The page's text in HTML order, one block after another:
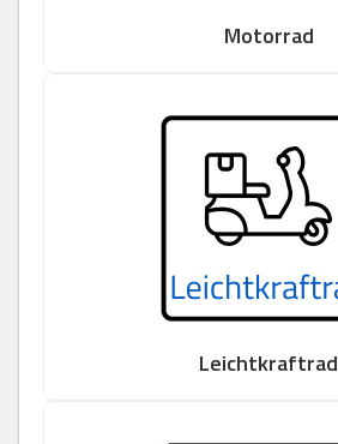
Motorrad
Leichtkraftrad